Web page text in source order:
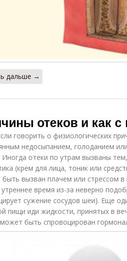
дальше →
отеков и как
говорить о физиологических
недосыпанием, голоданием
отеки по утрам вызваны
(крем для лица, тоник или
вызван плачем или стрессом
время из-за неверно
сужение сосудов шеи). Еще
пищи иди жидкости, принятых в
быть спровоцирован